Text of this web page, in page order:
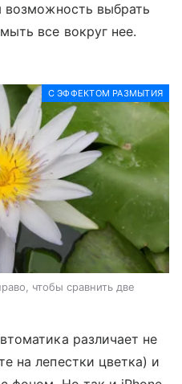
возможность выбрать
все вокруг нее.
С ЭФФЕКТОМ РАЗМЫТИЯ
чтобы сравнить две
различает не
на лепестки цветка) и